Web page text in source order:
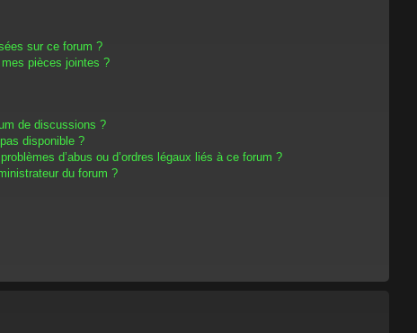
sur ce forum ?
pièces jointes ?
de discussions ?
disponible ?
d’abus ou d’ordres légaux liés à ce forum ?
du forum ?